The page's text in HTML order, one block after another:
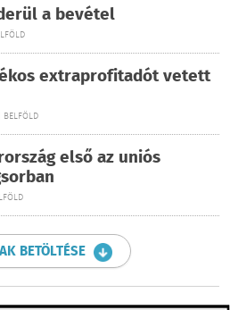
a bevétel
extraprofitadót vetett
első az uniós
BETÖLTÉSE